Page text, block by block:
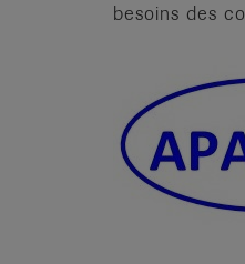
besoins des